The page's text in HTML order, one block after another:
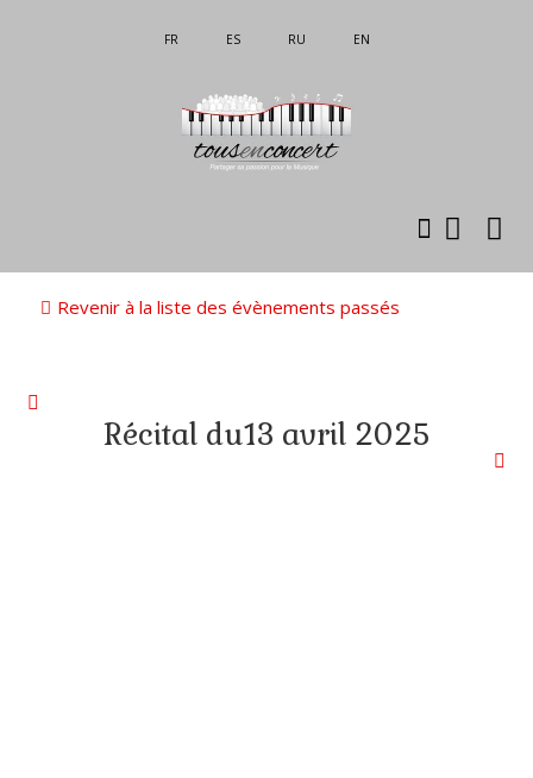
FR ES RU EN
Revenir à la liste des évènements passés
Récital du13 avril 2025